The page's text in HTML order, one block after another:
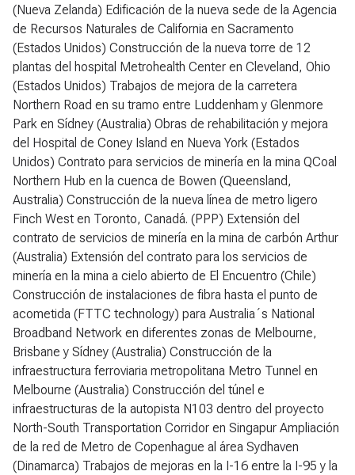
(Nueva Zelanda) Edificación de la nueva sede de la Agencia
de Recursos Naturales de California en Sacramento
(Estados Unidos) Construcción de la nueva torre de 12
plantas del hospital Metrohealth Center en Cleveland, Ohio
(Estados Unidos) Trabajos de mejora de la carretera
Northern Road en su tramo entre Luddenham y Glenmore
Park en Sídney (Australia) Obras de rehabilitación y mejora
del Hospital de Coney Island en Nueva York (Estados
Unidos) Contrato para servicios de minería en la mina QCoal
Northern Hub en la cuenca de Bowen (Queensland,
Australia) Construcción de la nueva línea de metro ligero
Finch West en Toronto, Canadá. (PPP) Extensión del
contrato de servicios de minería en la mina de carbón Arthur
(Australia) Extensión del contrato para los servicios de
minería en la mina a cielo abierto de El Encuentro (Chile)
Construcción de instalaciones de fibra hasta el punto de
acometida (FTTC technology) para Australia´s National
Broadband Network en diferentes zonas de Melbourne,
Brisbane y Sídney (Australia) Construcción de la
infraestructura ferroviaria metropolitana Metro Tunnel en
Melbourne (Australia) Construcción del túnel e
infraestructuras de la autopista N103 dentro del proyecto
North-South Transportation Corridor en Singapur Ampliación
de la red de Metro de Copenhague al área Sydhaven
(Dinamarca) Trabajos de mejoras en la I-16 entre la I-95 y la